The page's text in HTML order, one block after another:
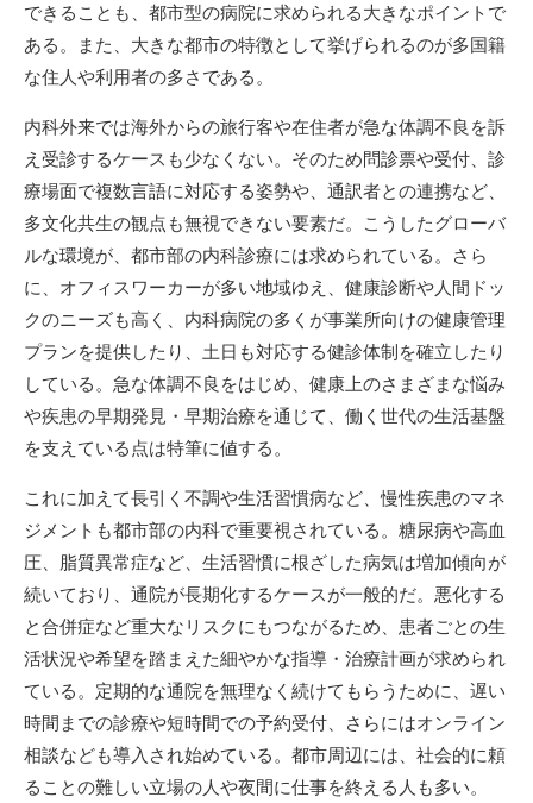
できることも、都市型の病院に求められる大きなポイントで
ある。また、大きな都市の特徴として挙げられるのが多国籍
な住人や利用者の多さである。
内科外来では海外からの旅行客や在住者が急な体調不良を訴
え受診するケースも少なくない。そのため問診票や受付、診
療場面で複数言語に対応する姿勢や、通訳者との連携など、
多文化共生の観点も無視できない要素だ。こうしたグローバ
ルな環境が、都市部の内科診療には求められている。さら
に、オフィスワーカーが多い地域ゆえ、健康診断や人間ドッ
クのニーズも高く、内科病院の多くが事業所向けの健康管理
プランを提供したり、土日も対応する健診体制を確立したり
している。急な体調不良をはじめ、健康上のさまざまな悩み
や疾患の早期発見・早期治療を通じて、働く世代の生活基盤
を支えている点は特筆に値する。
これに加えて長引く不調や生活習慣病など、慢性疾患のマネ
ジメントも都市部の内科で重要視されている。糖尿病や高血
圧、脂質異常症など、生活習慣に根ざした病気は増加傾向が
続いており、通院が長期化するケースが一般的だ。悪化する
と合併症など重大なリスクにもつながるため、患者ごとの生
活状況や希望を踏まえた細やかな指導・治療計画が求められ
ている。定期的な通院を無理なく続けてもらうために、遅い
時間までの診療や短時間での予約受付、さらにはオンライン
相談なども導入され始めている。都市周辺には、社会的に頼
ることの難しい立場の人や夜間に仕事を終える人も多い。